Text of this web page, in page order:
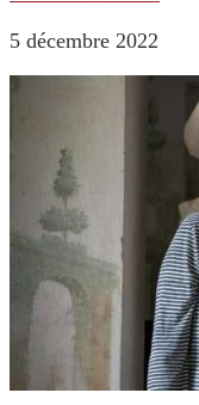
5 décembre 2022